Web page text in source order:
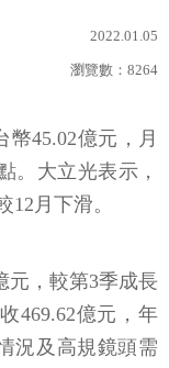
2022.01.05
瀏覽數： 8264
45.02億元，月
。大立光表示，
月下滑。
元，較第3季成長
469.62億元，年
況及高規鏡頭需